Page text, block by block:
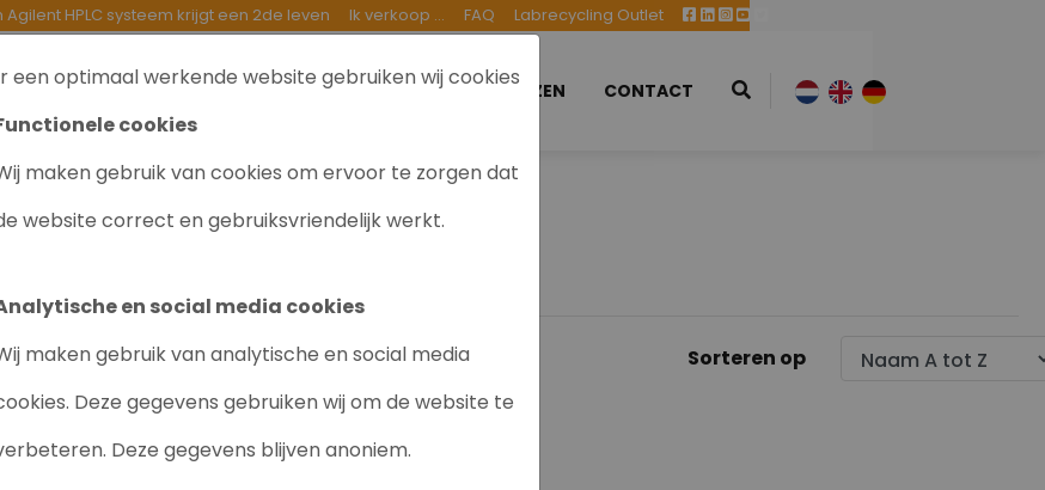
een optimaal werkende website gebruiken wij cookies
cookies
maken gebruik van cookies om ervoor te zorgen dat
website correct en gebruiksvriendelijk werkt.
en social media cookies
maken gebruik van analytische en social media
Deze gegevens gebruiken wij om de website te
Deze gegevens blijven anoniem.
Agilent HPLC systeem krijgt een 2de leven Ik verkoop ... FAQ Labrecycling Outlet
INKOOP GOEDE DOELEN OVER ONS BEURZEN CONTACT
Module Waters Degasser
Sorteren op